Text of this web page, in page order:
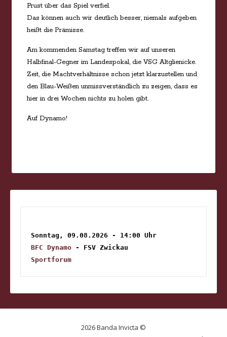
Frust über das Spiel verfiel.
Das können auch wir deutlich besser, niemals aufgeben
heißt die Prämisse.
Am kommenden Samstag treffen wir auf unseren
Halbfinal-Gegner im Landespokal, die VSG Altglienicke.
Zeit, die Machtverhältnisse schon jetzt klarzustellen und
den Blau-Weißen unmissverständlich zu zeigen, dass es
hier in drei Wochen nichts zu holen gibt.
Auf Dynamo!
Sonntag, 09.08.2026 - 14:00 Uhr
BFC Dynamo - FSV Zwickau
Sportforum
2026 Banda Invicta ©